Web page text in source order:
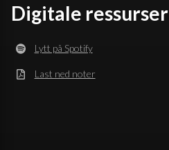
Digitale ressurser
Lytt på Spotify
Last ned noter